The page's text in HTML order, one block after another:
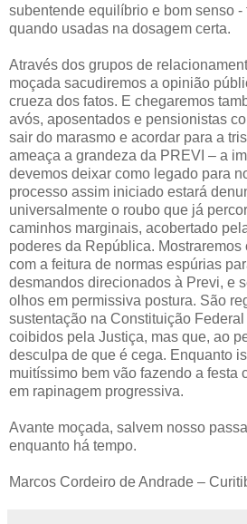
subentende equilíbrio e bom senso
quando usadas na dosagem certa.
Através dos grupos de
moçada sacudiremos a opinião
crueza dos fatos. E chegaremos
avós, aposentados e pensionistas
sair do marasmo e acordar para a
ameaça a grandeza da PREVI – a
devemos deixar como legado para
processo assim iniciado estará
universalmente o roubo que já
caminhos marginais, acobertado
poderes da República.
com a feitura de normas espúrias
desmandos direcionados à Previ, e
olhos em permissiva postura. São
sustentação na Constituição
coibidos pela Justiça, mas que, ao
desculpa de que é cega. Enquanto
muitíssimo bem vão fazendo a festa
em rapinagem progressiva.
Avante moçada, salvem nosso
enquanto há tempo.
Marcos Cordeiro de Andrade –